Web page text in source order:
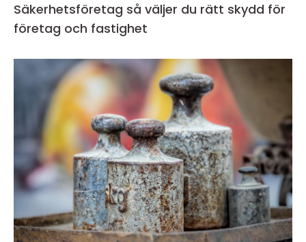
Säkerhetsföretag så väljer du rätt skydd för
företag och fastighet